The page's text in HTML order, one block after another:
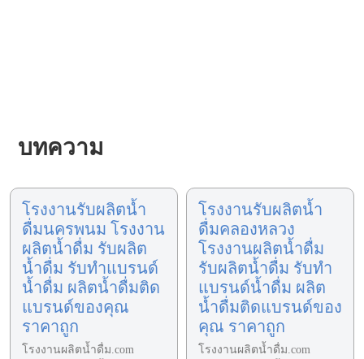
บทความ
โรงงานรับผลิตน้ำ
ดื่มนครพนม โรงงาน
ผลิตน้ำดื่ม รับผลิต
น้ำดื่ม รับทำแบรนด์
น้ำดื่ม ผลิตน้ำดื่มติด
แบรนด์ของคุณ
ราคาถูก
โรงงานผลิตน้ำดื่ม.com
โรงงานรับผลิตน้ำ
ดื่มคลองหลวง
โรงงานผลิตน้ำดื่ม
รับผลิตน้ำดื่ม รับทำ
แบรนด์น้ำดื่ม ผลิต
น้ำดื่มติดแบรนด์ของ
คุณ ราคาถูก
โรงงานผลิตน้ำดื่ม.com